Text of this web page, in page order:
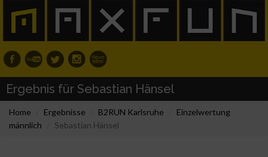
Ergebnis für Sebastian Hänsel
Home Ergebnisse B2RUN Karlsruhe
Einzelwertung
männlich
Sebastian Hänsel